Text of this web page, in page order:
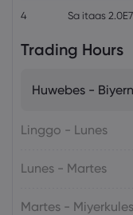
4 Sa itaas
Trading Hours
Huwebes -
Linggo - Lunes
Lunes - Martes
Martes - Miyerkules